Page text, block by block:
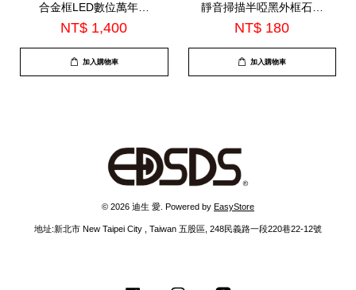
合金框LED數位萬年曆
(HK-010)
NT$ 1,400
加入購物車
靜音掃描半啞黑外框石英
鐘(HK-A1002)
NT$ 180
加入購物車
© 2026 迪生 愛. Powered by EasyStore
地址:新北市 New Taipei City , Taiwan 五股區, 248民義路一段220巷22-12號